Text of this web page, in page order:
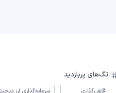
تگ‌های پربازدید
قانون‌گذاری سرمایه‌گذاری ارز